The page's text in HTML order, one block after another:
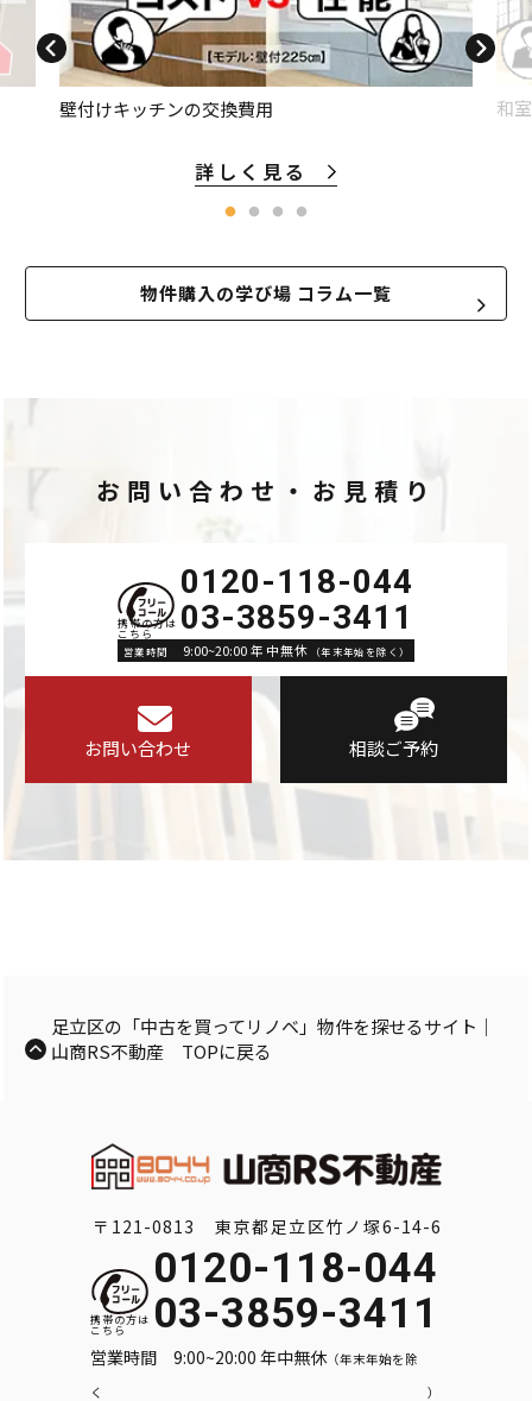
壁付けキッチンの交換費用
詳しく見る
和
物件購入の学び場 コラム一覧
お問い合わせ・お見積り
0120-118-044
03-3859-3411
営業時間 9:00~20:00 年中無休 （年末年始を除く）
お問い合わせ 相談ご予約
足立区の「中古を買ってリノベ」物件を探せるサイト｜
山商RS不動産 TOPに戻る
〒121-0813 東京都足立区竹ノ塚6-14-6
0120-118-044
03-3859-3411
営業時間 9:00~20:00 年中無休（年末年始を除
く）